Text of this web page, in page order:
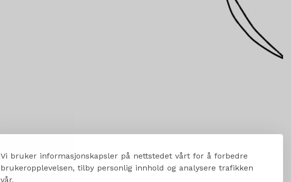
Vi bruker informasjonskapsler på nettstedet vårt for å forbedre
brukeropplevelsen, tilby personlig innhold og analysere trafikken
vår.